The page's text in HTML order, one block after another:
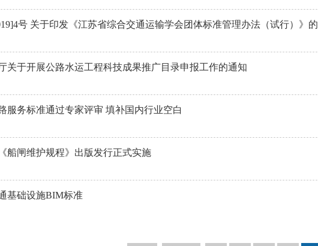
号 关于印发《江苏省综合交通运输学会团体标准管理办法（试行）》
关于开展公路水运工程科技成果推广目录申报工作的通知
服务标准通过专家评审 填补国内行业空白
船闸维护规程》出版发行正式实施
基础设施BIM标准